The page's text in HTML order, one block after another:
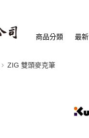
商品分類 最
ZIG 雙頭麥克筆